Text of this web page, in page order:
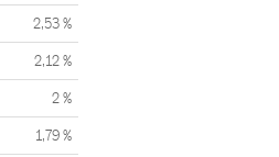
2,53 %
2,12 %
2 %
1,79 %